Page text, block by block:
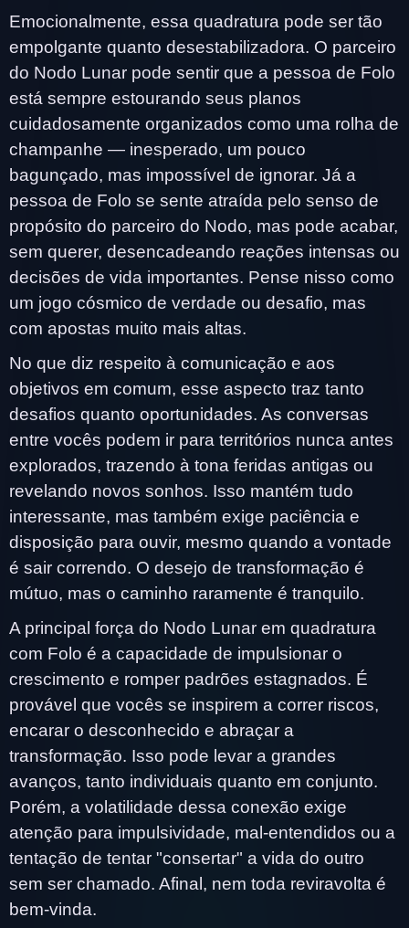
Emocionalmente, essa quadratura pode ser tão
empolgante quanto desestabilizadora. O parceiro
do Nodo Lunar pode sentir que a pessoa de Folo
está sempre estourando seus planos
cuidadosamente organizados como uma rolha de
champanhe — inesperado, um pouco
bagunçado, mas impossível de ignorar. Já a
pessoa de Folo se sente atraída pelo senso de
propósito do parceiro do Nodo, mas pode acabar,
sem querer, desencadeando reações intensas ou
decisões de vida importantes. Pense nisso como
um jogo cósmico de verdade ou desafio, mas
com apostas muito mais altas.
No que diz respeito à comunicação e aos
objetivos em comum, esse aspecto traz tanto
desafios quanto oportunidades. As conversas
entre vocês podem ir para territórios nunca antes
explorados, trazendo à tona feridas antigas ou
revelando novos sonhos. Isso mantém tudo
interessante, mas também exige paciência e
disposição para ouvir, mesmo quando a vontade
é sair correndo. O desejo de transformação é
mútuo, mas o caminho raramente é tranquilo.
A principal força do Nodo Lunar em quadratura
com Folo é a capacidade de impulsionar o
crescimento e romper padrões estagnados. É
provável que vocês se inspirem a correr riscos,
encarar o desconhecido e abraçar a
transformação. Isso pode levar a grandes
avanços, tanto individuais quanto em conjunto.
Porém, a volatilidade dessa conexão exige
atenção para impulsividade, mal-entendidos ou a
tentação de tentar "consertar" a vida do outro
sem ser chamado. Afinal, nem toda reviravolta é
bem-vinda.